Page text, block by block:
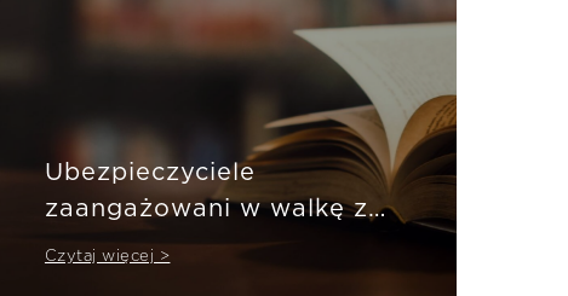
Ubezpieczyciele
zaangażowani w walkę z
pandemią
Czytaj więcej >